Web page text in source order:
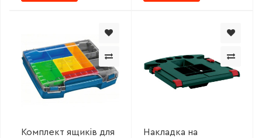
Комплект ящиків для
Накладка на